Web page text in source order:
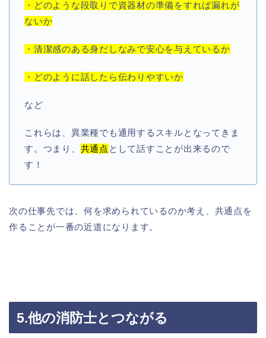
・どのような段取りで資器材の準備をすれば漏れが
ないか
・清潔感のある身だしなみで安心を与えているか
・どのように話したら伝わりやすいか
など
これらは、異業種でも通用するスキルとなってきま
す。つまり、 共通点 として話すことが出来るので
す！
次の仕事先では、何を求められているのか考え、共通点を
作ることが一番の近道になります。
5.他の消防士とつながる